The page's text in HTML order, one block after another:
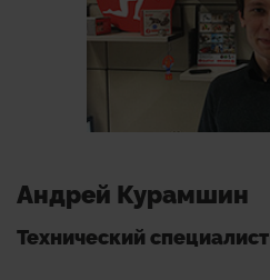
Андрей Курамшин
Технический специалист